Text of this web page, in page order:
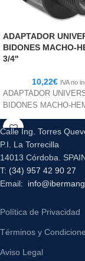
ADAPTADOR
BIDONES MACHO-
3/4"
10,22€ IVA no
ADAPTADOR
BIDONES MACHO-
Calle Ing. Torres
P.I. La Torrecilla
14013 Córdoba.
T: (34) 957 42 90 27
Email:
Política de Privacidad
Términos y
Aviso Legal